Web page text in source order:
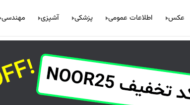
عکس اطلاعات عمومی پزشکی آشپزی مهندسی